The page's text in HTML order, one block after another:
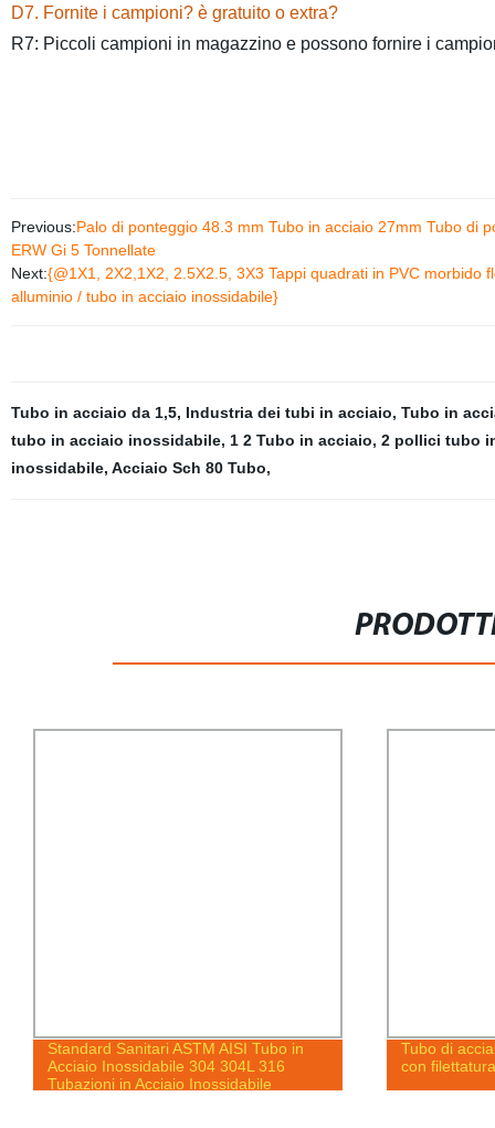
D7. Fornite i campioni? è gratuito o extra?
R7: Piccoli campioni in magazzino e possono fornire i
Previous:Palo di ponteggio 48.3 mm Tubo in acciaio 27mm Tubo di
ERW Gi 5 Tonnellate
Next:{@1X1, 2X2,1X2, 2.5X2.5, 3X3 Tappi quadrati in PVC
alluminio / tubo in acciaio inossidabile}
Tubo in acciaio da 1,5, Industria dei tubi in acciaio, Tubo in
tubo in acciaio inossidabile, 1 2 Tubo in acciaio, 2 pollici tubo
inossidabile, Acciaio Sch 80 Tubo,
Tubo di acciaio rotondo zincato a caldo
con filettatura
Tubo Ss 201
321 2